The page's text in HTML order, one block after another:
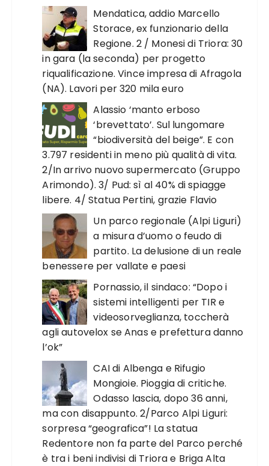
Mendatica, addio Marcello
Storace, ex funzionario della
Regione. 2 / Monesi di Triora: 30
in gara (la seconda) per progetto
riqualificazione. Vince impresa di Afragola
(NA). Lavori per 320 mila euro
Alassio ‘manto erboso
‘brevettato’. Sul lungomare
“biodiversità del beige”. E con
3.797 residenti in meno più qualità di vita.
2/In arrivo nuovo supermercato (Gruppo
Arimondo). 3/ Pud: sì al 40% di spiagge
libere. 4/ Statua Pertini, grazie Flavio
Un parco regionale (Alpi Liguri)
a misura d’uomo o feudo di
partito. La delusione di un reale
benessere per vallate e paesi
Pornassio, il sindaco: “Dopo i
sistemi intelligenti per TIR e
videosorveglianza, toccherà
agli autovelox se Anas e prefettura danno
l’ok”
CAI di Albenga e Rifugio
Mongioie. Pioggia di critiche.
Odasso lascia, dopo 36 anni,
ma con disappunto. 2/Parco Alpi Liguri:
sorpresa “geografica”! La statua
Redentore non fa parte del Parco perché
è tra i beni indivisi di Triora e Briga Alta